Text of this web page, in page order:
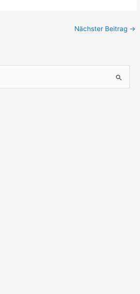
Nächster Beitrag →